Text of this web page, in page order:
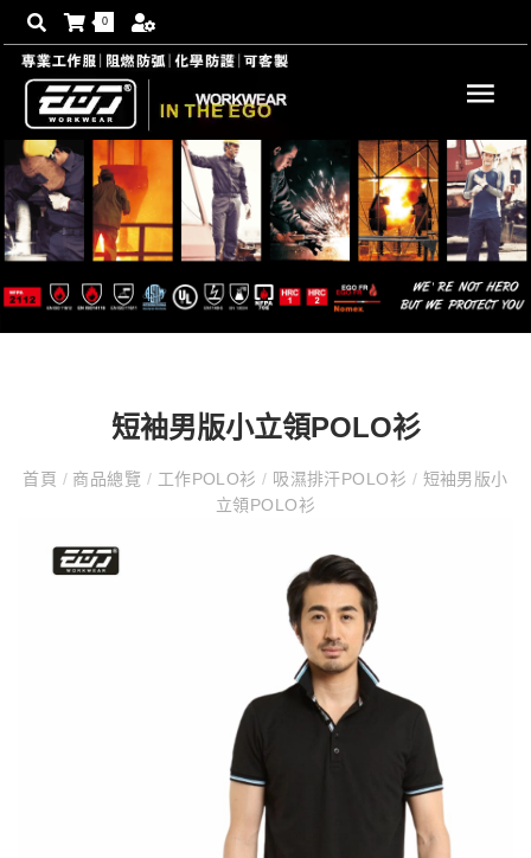
0
短袖男版小立領POLO衫
首頁 / 商品總覽 / 工作POLO衫/ 吸濕排汗POLO衫 / 短袖男版小
立領POLO衫